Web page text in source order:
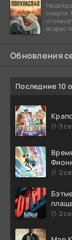
смерти.
что
Обновления
Последние 10
(1-3
(1-2
(1-2